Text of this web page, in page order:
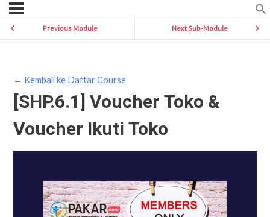
Previous Module Next Sub-Module
← Kembali ke Daftar Course
[SHP.6.1] Voucher Toko &
Voucher Ikuti Toko